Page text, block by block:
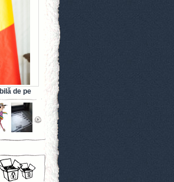
de pe
(VIDEO)